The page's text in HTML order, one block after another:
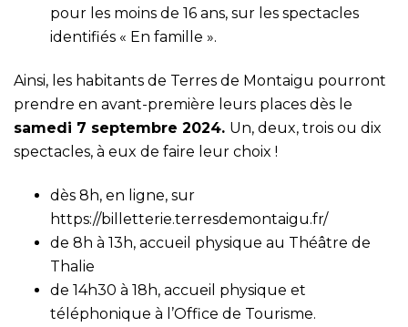
pour les moins de 16 ans, sur les spectacles
identifiés « En famille ».
Ainsi, les habitants de Terres de Montaigu pourront
prendre en avant-première leurs places dès le
samedi 7 septembre 2024. Un, deux, trois ou dix
spectacles, à eux de faire leur choix !
dès 8h, en ligne, sur
https://billetterie.terresdemontaigu.fr/
de 8h à 13h, accueil physique au Théâtre de
Thalie
de 14h30 à 18h, accueil physique et
téléphonique à l’Office de Tourisme.